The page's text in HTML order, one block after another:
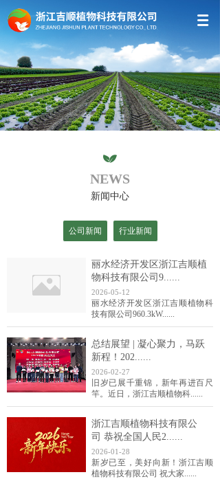
新闻中心
NEWS
公司新闻 行业新闻
丽水经济开发区浙江吉顺植
物科技有限公司9......
2026-05-12
丽水经济开发区浙江吉顺植物科
技有限公司960.3kW......
总结展望 | 凝心聚力，马跃
新程！202......
2026-02-27
旧岁已展千重锦，新年再进百尺
竿。近日，浙江吉顺植物科......
浙江吉顺植物科技有限公
司 恭祝全国人民2......
2026-01-28
新岁已至，美好向新！浙江吉顺
植物科技有限公司 祝大家......